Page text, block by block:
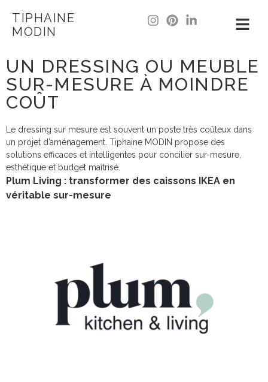
TIPHAINE
MODIN
UN DRESSING OU MEUBLE
SUR-MESURE À MOINDRE
COÛT
Le dressing sur mesure est souvent un poste très coûteux dans
un projet d’aménagement. Tiphaine MODIN propose des
solutions efficaces et intelligentes pour concilier sur-mesure,
esthétique et budget maîtrisé.
Plum Living : transformer des caissons IKEA en
véritable sur-mesure